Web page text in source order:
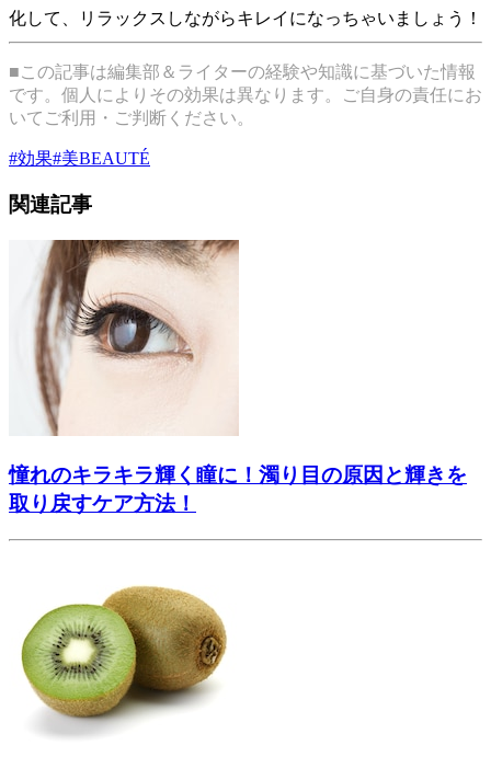
化して、リラックスしながらキレイになっちゃいましょう！
■この記事は編集部＆ライターの経験や知識に基づいた情報
です。個人によりその効果は異なります。ご自身の責任にお
いてご利用・ご判断ください。
#効果#美BEAUTÉ
関連記事
憧れのキラキラ輝く瞳に！濁り目の原因と輝きを
取り戻すケア方法！